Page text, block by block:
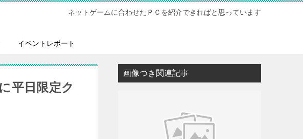
ネットゲームに合わせたＰＣを紹介できればと思っています
イベントレポート
平日限定ク
画像つき関連記事